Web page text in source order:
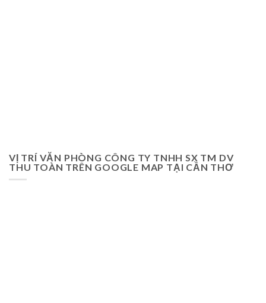
VỊ TRÍ VĂN PHÒNG CÔNG TY TNHH SX TM DV
THU TOÀN TRÊN GOOGLE MAP TẠI CẦN THƠ